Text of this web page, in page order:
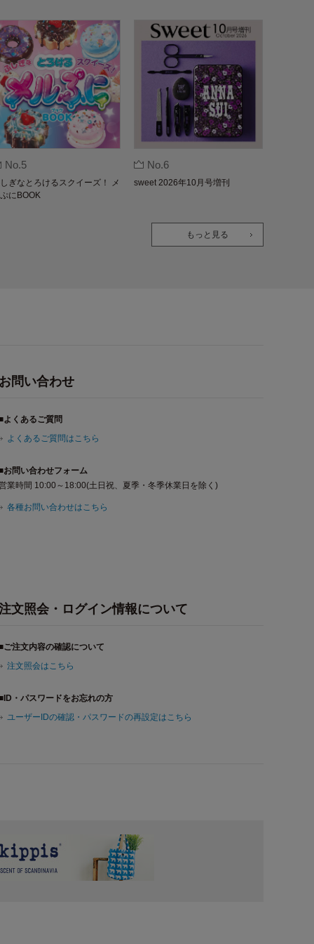
No.5
ぎなとろけるスクイーズ！ メ
にBOOK
No.6
sweet 2026年10月号増刊
もっと見る
お問い合わせ
よくあるご質問
よくあるご質問はこちら
お問い合わせフォーム
業時間 10:00～18:00(土日祝、夏季・冬季休業日を除く)
各種お問い合わせはこちら
文照会・ログイン情報について
ご注文内容の確認について
注文照会はこちら
・パスワードをお忘れの方
ユーザーIDの確認・パスワードの再設定はこちら